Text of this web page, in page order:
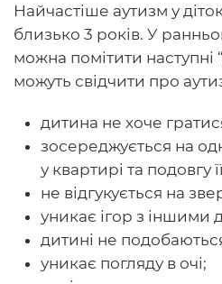
Найчастіше аутизм у
близько 3 років. У
можна помітити наступні
можуть свідчити про
дитина не хоче
зосереджується на
у квартирі та подовгу
не відгукується на
уникає ігор з іншими
дитині не
уникає погляду в очі;